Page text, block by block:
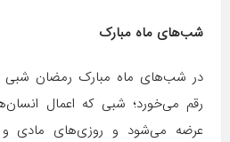
شب‌های ماه مبارک
در شب‌های ماه مبارک رمضان
رقم می‌خورد؛ شبی که اعمال
عرضه می‌شود و روزی‌های مادی